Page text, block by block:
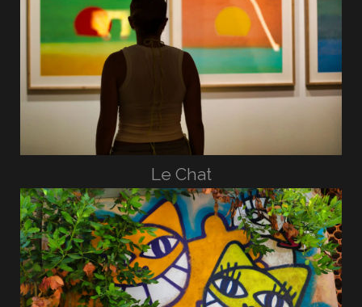
Le Chat